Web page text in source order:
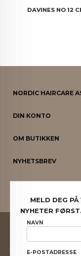
DAVINES NO 12
NORDIC HAIRCARE
DIN KONTO
OM BUTIKKEN
NYHETSBREV
PARTNERE
FRAKT
MELD DEG PÅ
NYHETER
NAVN
E-POSTADRESSE